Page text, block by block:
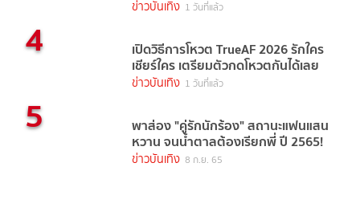
ข่าวบันเทิง 1 วันที่แล้ว
4 เปิดวิธีการโหวต TrueAF 2026 รักใคร
เชียร์ใคร เตรียมตัวกดโหวตกันได้เลย
ข่าวบันเทิง 1 วันที่แล้ว
5 พาส่อง "คู่รักนักร้อง" สถานะแฟนแสน
หวาน จนน้ำตาลต้องเรียกพี่ ปี 2565!
ข่าวบันเทิง 8 ก.ย. 65